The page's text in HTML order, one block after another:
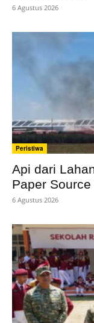
6 Agustus 2026
Peristiwa
Api dari
Paper Source
6 Agustus 2026